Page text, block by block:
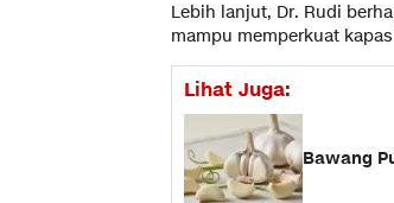
Lebih lanjut, Dr. Rudi
mampu memperkuat
Lihat Juga:
Bawang